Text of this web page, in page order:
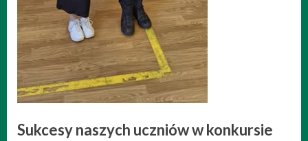
Sukcesy naszych uczniów w konkursie